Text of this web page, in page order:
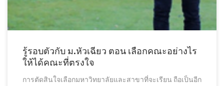
รู้รอบตัวกับ ม.หัวเฉียว ตอน เลือกคณะอย่างไร
ให้ได้คณะที่ตรงใจ
การตัดสินใจเลือกมหาวิทยาลัยและสาขาที่จะเรียน ถือเป็นอีก